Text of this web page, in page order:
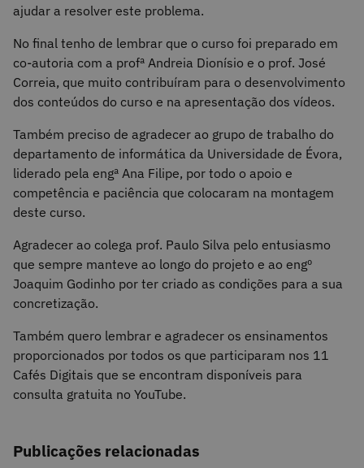
ajudar a resolver este problema.
No final tenho de lembrar que o curso foi preparado em
co-autoria com a profª Andreia Dionísio e o prof. José
Correia, que muito contribuíram para o desenvolvimento
dos conteúdos do curso e na apresentação dos vídeos.
Também preciso de agradecer ao grupo de trabalho do
departamento de informática da Universidade de Évora,
liderado pela engª Ana Filipe, por todo o apoio e
competência e paciência que colocaram na montagem
deste curso.
Agradecer ao colega prof. Paulo Silva pelo entusiasmo
que sempre manteve ao longo do projeto e ao engº
Joaquim Godinho por ter criado as condições para a sua
concretização.
Também quero lembrar e agradecer os ensinamentos
proporcionados por todos os que participaram nos 11
Cafés Digitais que se encontram disponíveis para
consulta gratuita no YouTube.
Publicações relacionadas